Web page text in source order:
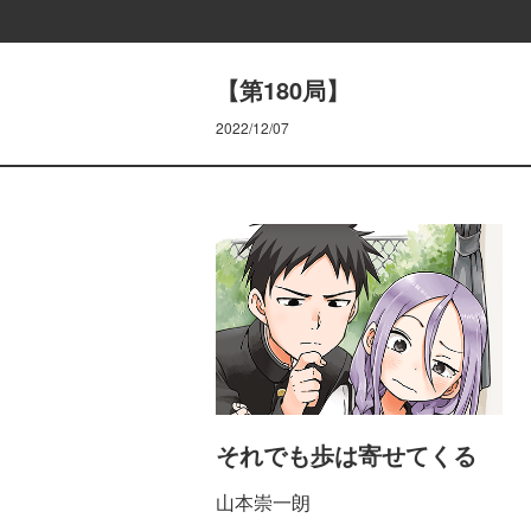
【第180局】
2022/12/07
それでも歩は寄せてくる
山本崇一朗